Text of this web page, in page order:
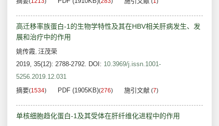
高迁移率族蛋白-1的生物学特性及其在HBV相关肝病发生、发
展和治疗中的作用
姚传霞, 汪茂荣
2019, 35(12): 2788-2792. DOI: 10.3969/j.issn.1001-
5256.2019.12.031
摘要(1534) PDF (1905KB)(276) 施引文献 (7)
单核细胞趋化蛋白-1及其受体在肝纤维化进程中的作用